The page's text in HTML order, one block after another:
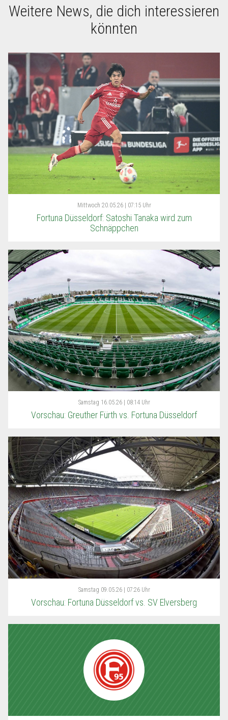
Weitere News, die dich interessieren
könnten
Mittwoch 20.05.26 | 07:15 Uhr
Fortuna Düsseldorf: Satoshi Tanaka wird zum
Schnäppchen
Samstag 16.05.26 | 08:14 Uhr
Vorschau: Greuther Fürth vs. Fortuna Düsseldorf
Samstag 09.05.26 | 07:26 Uhr
Vorschau: Fortuna Düsseldorf vs. SV Elversberg